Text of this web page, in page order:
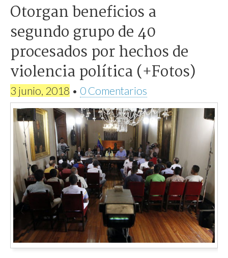
Otorgan beneficios a
segundo grupo de 40
procesados por hechos de
violencia política (+Fotos)
3 junio, 2018 • 0 Comentarios